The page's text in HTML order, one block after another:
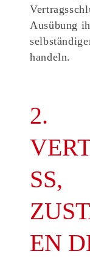
Ausübung
handeln.
2.
SS,
EN